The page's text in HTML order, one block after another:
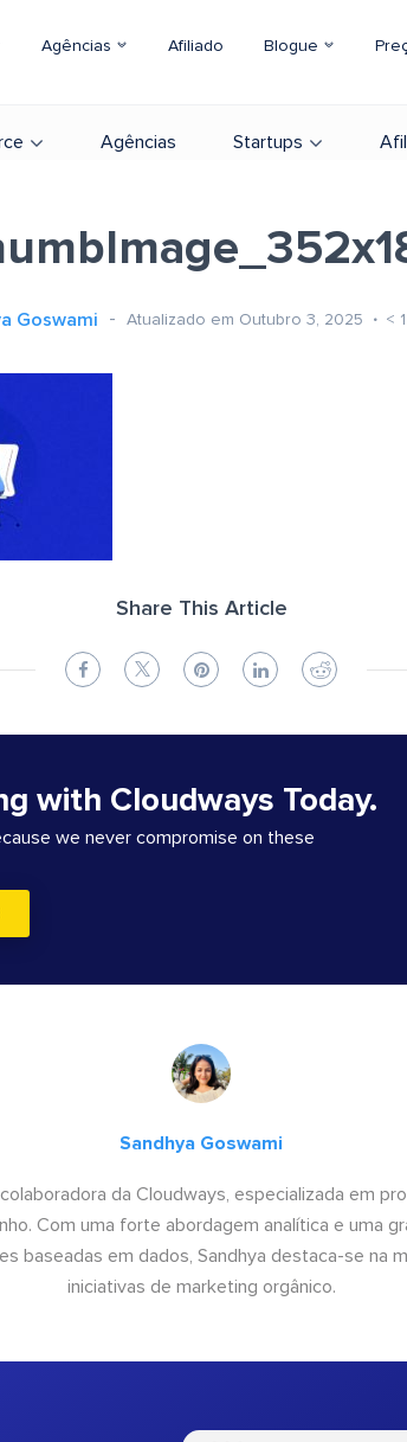
Agências Afiliado Blogue
Agências Startups
Goswami Atualizado em Outubro 3, 2025 < 1
Share This Article
with Cloudways Today.
we never compromise on these
Sandhya Goswami
da Cloudways, especializada em
Com uma forte abordagem analítica e uma
baseadas em dados, Sandhya destaca-se na
iniciativas de marketing orgânico.